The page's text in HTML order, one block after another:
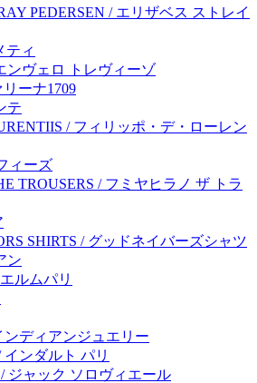
PEDERSEN / エリザベス ストレイ
ティ
ンヴェロ トレヴィーゾ
リーナ1709
テ
/ フィリッポ・デ・ローレン
ィーズ
TROUSERS / フミヤヒラノ ザ トラ
SHIRTS / グッドネイバーズシャツ
ン
ルムパリ
ンディアンジュエリー
ンダルト パリ
/ ジャック ソロヴィエール